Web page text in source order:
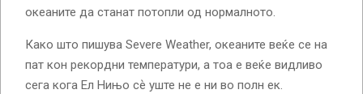
океаните да станат потопли од нормалното.
Како што пишува Severe Weather, океаните веќе се на
пат кон рекордни температури, а тоа е веќе видливо
сега кога Ел Нињо сѐ уште не е ни во полн ек.